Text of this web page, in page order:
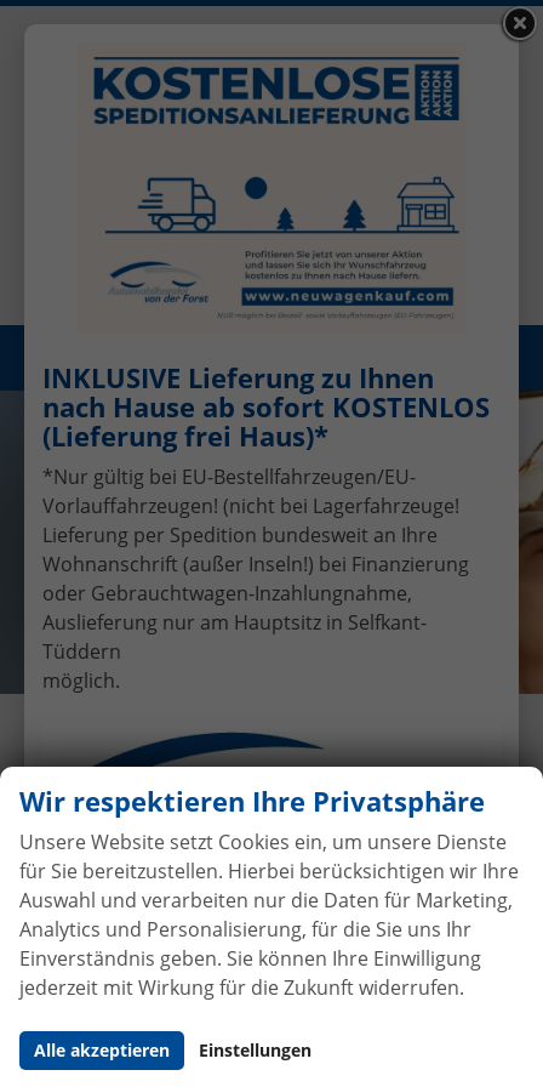
Öffnungszeiten: Mo - Fr 08.00 - 17.00
Registrieren
Übergabe an Kunde Wilms Skoda
Fabia Combi
5.8.2020
Wir respektieren Ihre Privatsphäre
Unsere Website setzt Cookies ein, um unsere Dienste
für Sie bereitzustellen. Hierbei berücksichtigen wir Ihre
Auswahl und verarbeiten nur die Daten für Marketing,
Analytics und Personalisierung, für die Sie uns Ihr
Einverständnis geben. Sie können Ihre Einwilligung
jederzeit mit Wirkung für die Zukunft widerrufen.
Alle akzeptieren Einstellungen
INKLUSIVE Lieferung zu Ihnen
nach Hause ab sofort KOSTENLOS
(Lieferung frei Haus)*
*Nur gültig bei EU-Bestellfahrzeugen/EU-
Vorlauffahrzeugen! (nicht bei Lagerfahrzeuge!
Lieferung per Spedition bundesweit an Ihre
Wohnanschrift (außer Inseln!) bei Finanzierung
oder Gebrauchtwagen-Inzahlungnahme,
Auslieferung nur am Hauptsitz in Selfkant-
Tüddern
möglich.
Autokaufohne Anzahlungbei
Vertragsabschluss
Beim Automobilhandel von der Forst genießen Sie
maximale Sicherheit und Transparenz. Bei uns